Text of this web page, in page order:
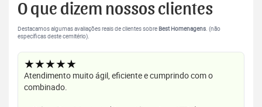
O que dizem nossos clientes
Destacamos algumas avaliações reais de clientes sobre Best Homenagens. (não
específicas deste cemitério).
★★★★★
Atendimento muito ágil, eficiente e cumprindo com o
combinado.